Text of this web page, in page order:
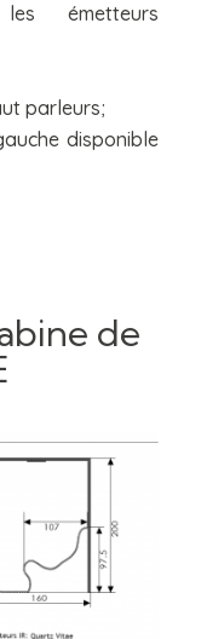
émetteurs
parleurs;
disponible
de